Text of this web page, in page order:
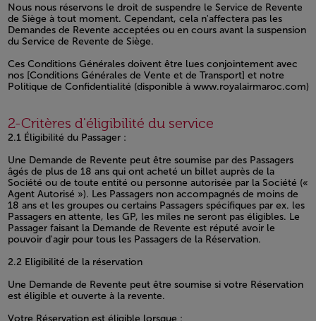
Nous nous réservons le droit de suspendre le Service de Revente
de Siège à tout moment. Cependant, cela n'affectera pas les
Demandes de Revente acceptées ou en cours avant la suspension
du Service de Revente de Siège.
Ces Conditions Générales doivent être lues conjointement avec
nos [Conditions Générales de Vente et de Transport] et notre
Politique de Confidentialité (disponible à www.royalairmaroc.com)
Open in a new window
2-Critères d'éligibilité du service
2.1 Éligibilité du Passager :
Une Demande de Revente peut être soumise par des Passagers
âgés de plus de 18 ans qui ont acheté un billet auprès de la
Société ou de toute entité ou personne autorisée par la Société («
Agent Autorisé »). Les Passagers non accompagnés de moins de
18 ans et les groupes ou certains Passagers spécifiques par ex. les
Passagers en attente, les GP, les miles ne seront pas éligibles. Le
Passager faisant la Demande de Revente est réputé avoir le
pouvoir d'agir pour tous les Passagers de la Réservation.
2.2 Eligibilité de la réservation
Une Demande de Revente peut être soumise si votre Réservation
est éligible et ouverte à la revente.
Votre Réservation est éligible lorsque :